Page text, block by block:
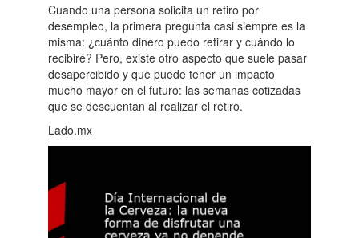
Cuando una persona solicita un retiro por
desempleo, la primera pregunta casi siempre es la
misma: ¿cuánto dinero puedo retirar y cuándo lo
recibiré? Pero, existe otro aspecto que suele pasar
desapercibido y que puede tener un impacto
mucho mayor en el futuro: las semanas cotizadas
que se descuentan al realizar el retiro.
Lado.mx